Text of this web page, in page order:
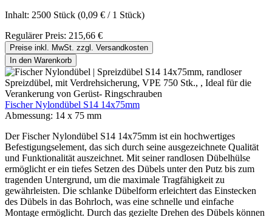
Inhalt: 2500 Stück (0,09 € / 1 Stück)
Regulärer Preis: 215,66 €
Preise inkl. MwSt. zzgl. Versandkosten
In den Warenkorb
Fischer Nylondübel S14 14x75mm
Abmessung: 14 x 75 mm
Der Fischer Nylondübel S14 14x75mm ist ein hochwertiges
Befestigungselement, das sich durch seine ausgezeichnete Qualität
und Funktionalität auszeichnet. Mit seiner randlosen Dübelhülse
ermöglicht er ein tiefes Setzen des Dübels unter den Putz bis zum
tragenden Untergrund, um die maximale Tragfähigkeit zu
gewährleisten. Die schlanke Dübelform erleichtert das Einstecken
des Dübels in das Bohrloch, was eine schnelle und einfache
Montage ermöglicht. Durch das gezielte Drehen des Dübels können